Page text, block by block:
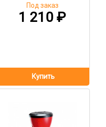
1 210₽
Под заказ